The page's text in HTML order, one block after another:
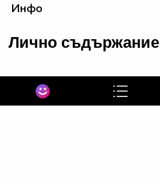
Инфо
Лично съдържание